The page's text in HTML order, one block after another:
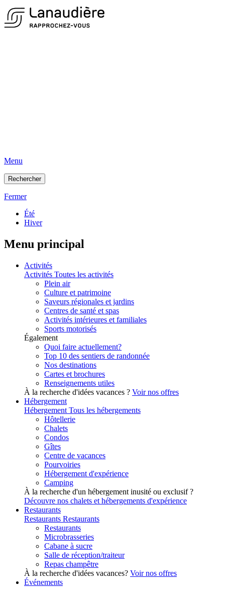
Menu
Rechercher
Fermer
Été
Hiver
Menu principal
Activités
Activités Toutes les activités
Plein air
Culture et patrimoine
Saveurs régionales et jardins
Centres de santé et spas
Activités intérieures et familiales
Sports motorisés
Également
Quoi faire actuellement?
Top 10 des sentiers de randonnée
Nos destinations
Cartes et brochures
Renseignements utiles
À la recherche d'idées vacances ? Voir nos offres
Hébergement
Hébergement Tous les hébergements
Hôtellerie
Chalets
Condos
Gîtes
Centre de vacances
Pourvoiries
Hébergement d'expérience
Camping
À la recherche d'un hébergement inusité ou exclusif ?
Découvre nos chalets et hébergements d'expérience
Restaurants
Restaurants Restaurants
Restaurants
Microbrasseries
Cabane à sucre
Salle de réception/traiteur
Repas champêtre
À la recherche d'idées vacances? Voir nos offres
Événements